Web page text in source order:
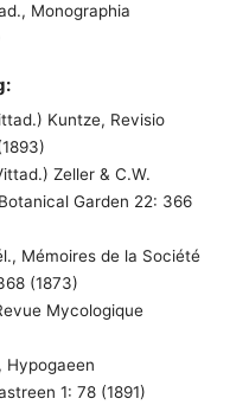
Monographia
Kuntze, Revisio
Zeller & C.W.
Garden 22: 366
Mémoires de la Société
(1873)
Mycologique
Hypogaeen
1: 78 (1891)